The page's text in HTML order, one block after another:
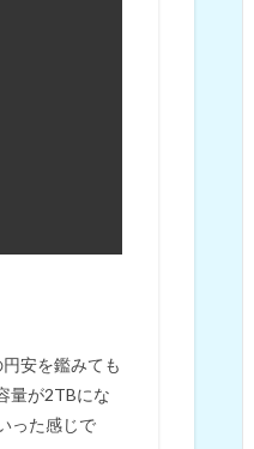
安を鑑みても
量が2TBにな
った感じで